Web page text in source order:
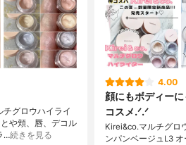
グロウハイライ
や頬、唇、デコル
…続きを見る
4.00
顔にもボディー
コスメ.ᐟ.ᐟ
Kirei&co.マルチグロ
ンパンベージュL3